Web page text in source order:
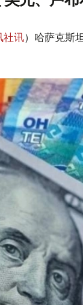
社讯）哈萨克斯